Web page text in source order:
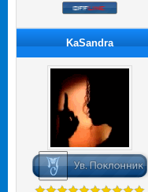
KaSandra